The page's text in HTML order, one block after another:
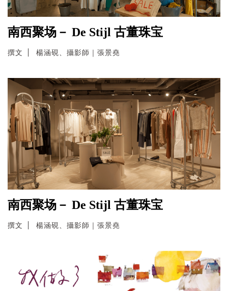
南西聚场－ De Stijl 古董珠宝
撰文 楊涵硯、攝影師｜張景堯
南西聚场－ De Stijl 古董珠宝
撰文 楊涵硯、攝影師｜張景堯